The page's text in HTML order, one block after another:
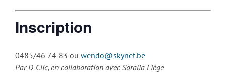
Inscription
0485/46 74 83 ou wendo@skynet.be
Par D-Clic, en collaboration avec Soralia Liège